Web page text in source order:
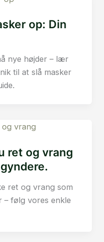
op: Din
nye højder – lær
til at slå masker
ret og vrang
ret og vrang som
– følg vores enkle